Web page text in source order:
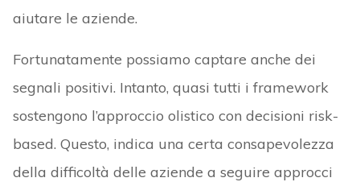
aiutare le aziende.
Fortunatamente possiamo captare anche dei
segnali positivi. Intanto, quasi tutti i framework
sostengono l’approccio olistico con decisioni risk-
based. Questo, indica una certa consapevolezza
della difficoltà delle aziende a seguire approcci